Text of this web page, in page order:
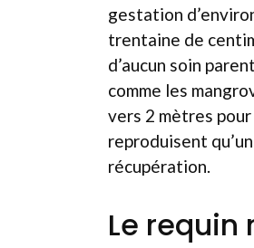
gestation
trentaine de
d’aucun soin
comme les
vers 2 mètres
reproduisent
récupération.
Le